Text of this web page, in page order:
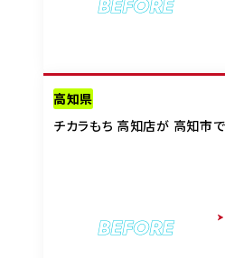
高知県
チカラもち 高知店が 高知市
BEFORE